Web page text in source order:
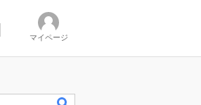
マイページ